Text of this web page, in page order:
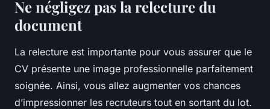
Ne négligez pas la relecture du
document
La relecture est importante pour vous assurer que le
CV présente une image professionnelle parfaitement
soignée. Ainsi, vous allez augmenter vos chances
d’impressionner les recruteurs tout en sortant du lot.